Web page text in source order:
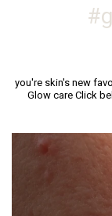
you're skin's new
Glow careClick